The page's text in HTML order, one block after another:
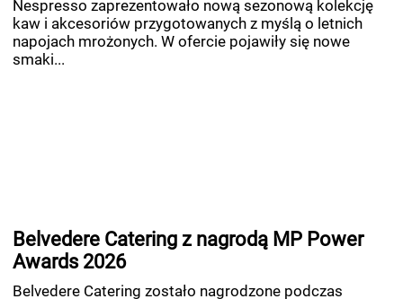
Nespresso zaprezentowało nową sezonową kolekcję
kaw i akcesoriów przygotowanych z myślą o letnich
napojach mrożonych. W ofercie pojawiły się nowe
smaki...
Belvedere Catering z nagrodą MP Power
Awards 2026
Belvedere Catering zostało nagrodzone podczas